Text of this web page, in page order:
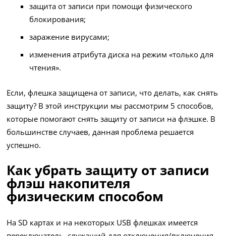
защита от записи при помощи физического
блокирования;
заражение вирусами;
изменения атрибута диска на режим «только для
чтения».
Если, флешка защищена от записи, что делать, как снять
защиту? В этой инструкции мы рассмотрим 5 способов,
которые помогают снять защиту от записи на флэшке. В
большинстве случаев, данная проблема решается
успешно.
Как убрать защиту от записи
флэш накопителя
физическим способом
На SD картах и на некоторых USB флешках имеется